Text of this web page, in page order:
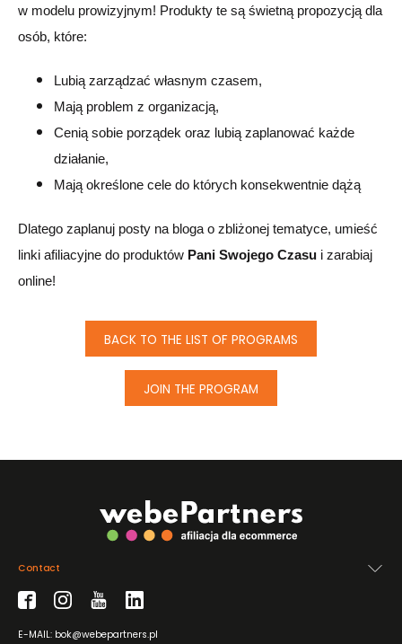
w modelu prowizyjnym! Produkty te są świetną propozycją dla
osób, które:
Lubią zarządzać własnym czasem,
Mają problem z organizacją,
Cenią sobie porządek oraz lubią zaplanować każde
działanie,
Mają określone cele do których konsekwentnie dążą
Dlatego zaplanuj posty na bloga o zbliżonej tematyce, umieść
linki afiliacyjne do produktów Pani Swojego Czasu i zarabiaj
online!
BACK TO THE LIST OF PROGRAMS
JOIN THE PROGRAM
Contact
E-MAIL: bok@webepartners.pl